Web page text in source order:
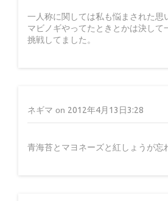
13年前
一人称に関しては私も悩まされた思
マビノギやってたときとかは決して
挑戦してました。
ネギマ on 2012年4月13日3:28
青海苔とマヨネーズと紅しょうが忘